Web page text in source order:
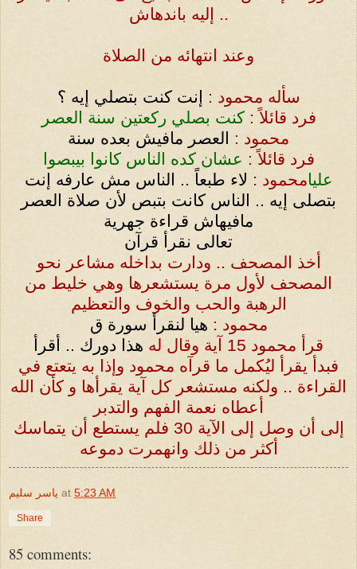
إليه باندهاش ..
وعند انتهائه من الصلاة
سأله محمود :
إنت كنت بتصلي إيه ؟
فرد قائلاً : كنت بصلي ركعتين سنة العصر
محمود :
العصر مافيش بعده سنة
فرد قائلاً : عشان كده الناس كانوا بيبصوا
عليامحمود : لاء طبعاً .. الناس مش عارفه إنت
بتصلى إيه .. الناس كانت بتبص لأن صلاة العصر
مافيهاش قراءة جهرية
تعالى نقرأ قرآن
أخذ المصحف .. ودارت بداخله مشاعر نحو
المصحف لأول مرة يستشعرها وهي خليط من
الرهبة والحب والخوف والتعظيم
محمود : هيا لنقرأ سورة ق
قرأ محمود 15 آية وقال له هذا دورك .. أقرأ
فبدأ يقرأ ليُكمل ما قرآه محمود وإذا به يتعتع في
القراءة .. ولكنه مستشعر كل آية يقرأها و كأن الله
أعطاه نعمة الفهم والتدبر
إلى أن وصل إلى الآية 30 فلم يستطع أن يتماسك
أكثر من ذلك وانهمرت دموعه
ياسر سليم at 5:23 AM
Share
85 comments: